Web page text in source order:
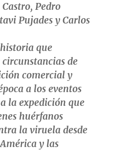
Pedro
Pujades y Carlos
que
de
comercial y
a los eventos
la expedición que
huérfanos
la viruela desde
y las